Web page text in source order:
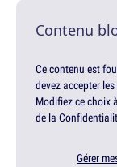
Contenu
Ce contenu est
devez accepter
Modifiez ce choix
de la
Gérer